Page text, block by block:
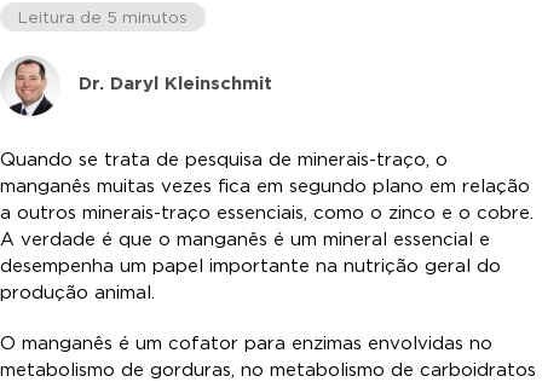
Leitura de 5 minutos
Dr. Daryl Kleinschmit
Quando se trata de pesquisa de minerais-traço, o
manganês muitas vezes fica em segundo plano em relação
a outros minerais-traço essenciais, como o zinco e o cobre.
A verdade é que o manganês é um mineral essencial e
desempenha um papel importante na nutrição geral do
produção animal.
O manganês é um cofator para enzimas envolvidas no
metabolismo de gorduras, no metabolismo de carboidratos